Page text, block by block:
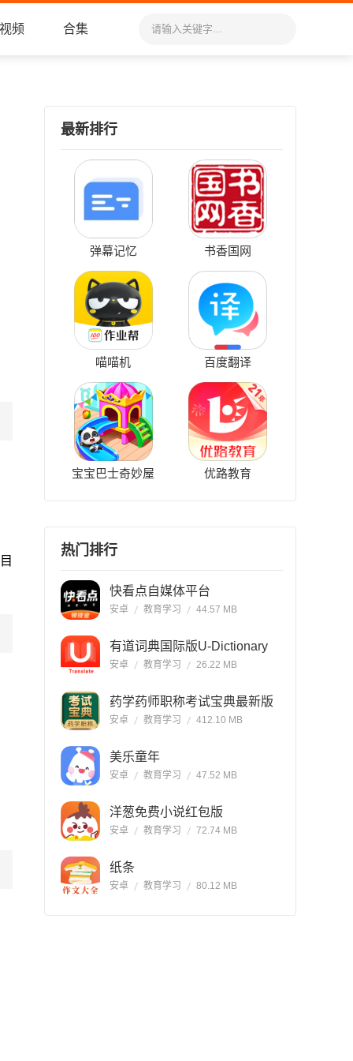
视频 合集
最新排行
弹幕记忆 书香国网
喵喵机 百度翻译
宝宝巴士奇妙屋 优路教育
热门排行
快看点自媒体平台
安卓 教育学习 44.57 MB
有道词典国际版U-Dictionary
安卓 教育学习 26.22 MB
药学药师职称考试宝典最新版
安卓 教育学习 412.10 MB
美乐童年
安卓 教育学习 47.52 MB
洋葱免费小说红包版
安卓 教育学习 72.74 MB
纸条
安卓 教育学习 80.12 MB